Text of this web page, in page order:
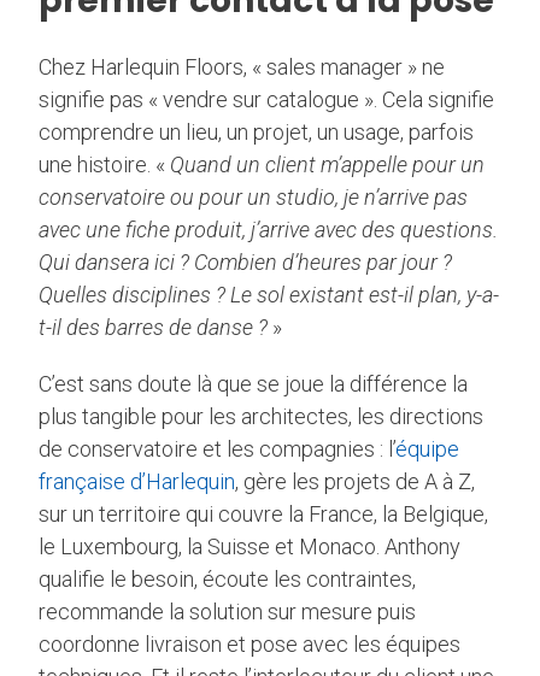
Chez Harlequin Floors, « sales manager » ne
signifie pas « vendre sur catalogue ». Cela signifie
comprendre un lieu, un projet, un usage, parfois
une histoire. « Quand un client m’appelle pour un
conservatoire ou pour un studio, je n’arrive pas
avec une fiche produit, j’arrive avec des questions.
Qui dansera ici ? Combien d’heures par jour ?
Quelles disciplines ? Le sol existant est-il plan, y-a-
t-il des barres de danse ? »
C’est sans doute là que se joue la différence la
plus tangible pour les architectes, les directions
de conservatoire et les compagnies : l’équipe
française d’Harlequin, gère les projets de A à Z,
sur un territoire qui couvre la France, la Belgique,
le Luxembourg, la Suisse et Monaco. Anthony
qualifie le besoin, écoute les contraintes,
recommande la solution sur mesure puis
coordonne livraison et pose avec les équipes